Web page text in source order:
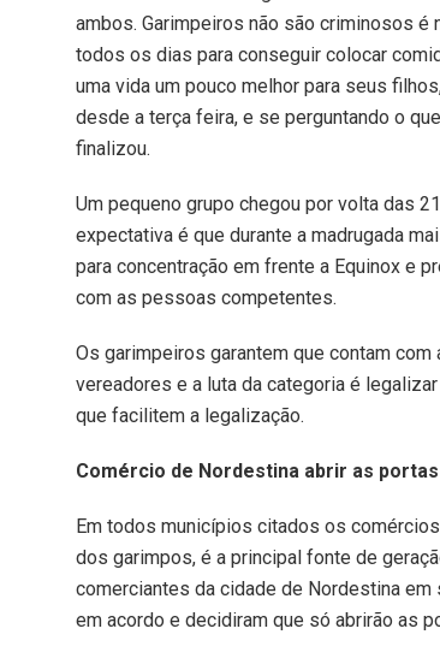
ambos. Garimpeiros não são criminosos
todos os dias para conseguir colocar
uma vida um pouco melhor para seus
desde a terça feira, e se perguntando o
finalizou.
Um pequeno grupo chegou por volta das
expectativa é que durante a madrugada
para concentração em frente a Equinox e
com as pessoas competentes.
Os garimpeiros garantem que contam
vereadores e a luta da categoria é
que facilitem a legalização.
Comércio de Nordestina abrir as
Em todos municípios citados os
dos garimpos, é a principal fonte de
comerciantes da cidade de Nordestina
em acordo e decidiram que só abrirão as